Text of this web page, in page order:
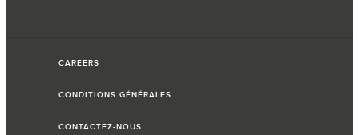
CAREERS
CONDITIONS GÉNÉRALES
CONTACTEZ-NOUS